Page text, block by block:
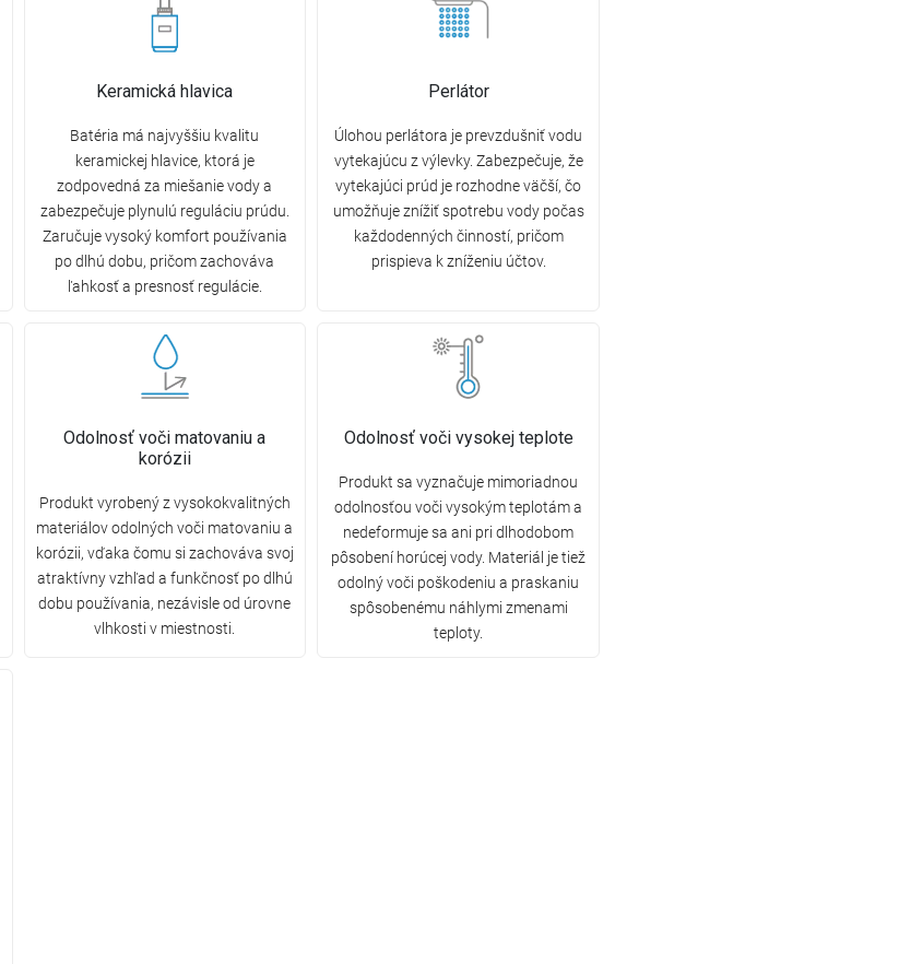
Keramická hlavica
Batéria má najvyššiu kvalitu
keramickej hlavice, ktorá je
zodpovedná za miešanie vody a
zabezpečuje plynulú reguláciu prúdu.
Zaručuje vysoký komfort používania
po dlhú dobu, pričom zachováva
ľahkosť a presnosť regulácie.
Perlátor
Úlohou perlátora je prevzdušniť vodu
vytekajúcu z výlevky. Zabezpečuje, že
vytekajúci prúd je rozhodne väčší, čo
umožňuje znížiť spotrebu vody počas
každodenných činností, pričom
prispieva k zníženiu účtov.
Odolnosť voči matovaniu a
korózii
Produkt vyrobený z vysokokvalitných
materiálov odolných voči matovaniu a
korózii, vďaka čomu si zachováva svoj
atraktívny vzhľad a funkčnosť po dlhú
dobu používania, nezávisle od úrovne
vlhkosti v miestnosti.
Odolnosť voči vysokej teplote
Produkt sa vyznačuje mimoriadnou
odolnosťou voči vysokým teplotám a
nedeformuje sa ani pri dlhodobom
pôsobení horúcej vody. Materiál je tiež
odolný voči poškodeniu a praskaniu
spôsobenému náhlymi zmenami
teploty.